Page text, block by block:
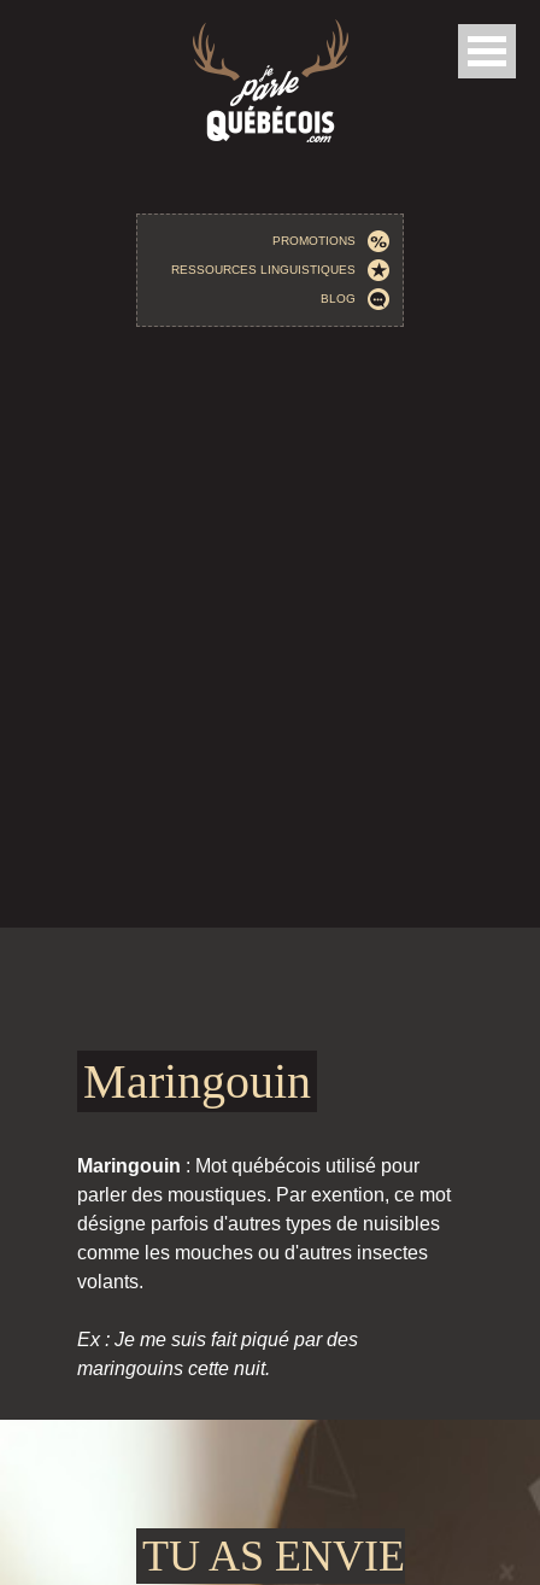
PROMOTIONS
RESSOURCES LINGUISTIQUES
BLOG
Maringouin
Maringouin : Mot québécois utilisé pour
parler des moustiques. Par exention, ce mot
désigne parfois d'autres types de nuisibles
comme les mouches ou d'autres insectes
volants.
Ex : Je me suis fait piqué par des
maringouins cette nuit.
TU AS ENVIE